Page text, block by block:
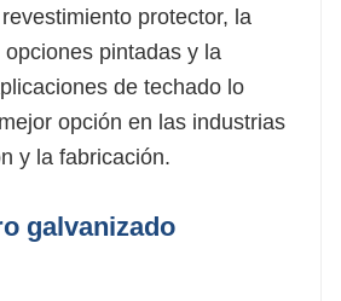
protector, la
pintadas y la
de techado lo
opción en las industrias
y la fabricación.
galvanizado